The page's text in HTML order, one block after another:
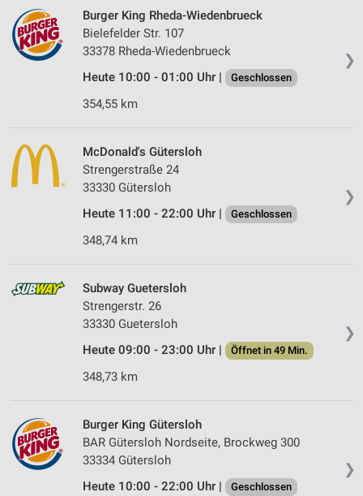
❯
Burger King Rheda-Wiedenbrueck
Bielefelder Str. 107
33378 Rheda-Wiedenbrueck
Heute 10:00 - 01:00 Uhr |
Geschlossen
354,55 km
❯
McDonald's Gütersloh
Strengerstraße 24
33330 Gütersloh
Heute 11:00 - 22:00 Uhr |
Geschlossen
348,74 km
❯
Subway Guetersloh
Strengerstr. 26
33330 Guetersloh
Heute 09:00 - 23:00 Uhr |
Öffnet in 49 Min.
348,73 km
❯
Burger King Gütersloh
BAR Gütersloh Nordseite, Brockweg 300
33334 Gütersloh
Heute 10:00 - 22:00 Uhr |
Geschlossen